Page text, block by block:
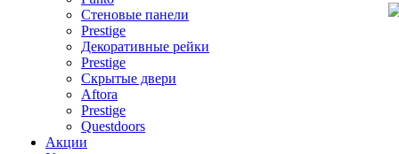
Стеновые панели
Prestige
Декоративные рейки
Prestige
Скрытые двери
Aftora
Prestige
Questdoors
Акции